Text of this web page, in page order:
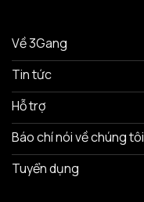
Về 3Gang
Tin tức
Hỗ trợ
Báo chí nói về chúng tôi
Tuyển dụng